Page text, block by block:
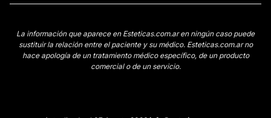
La información que aparece en Esteticas.com.ar en ningún caso puede
sustituir la relación entre el paciente y su médico. Esteticas.com.ar no
hace apología de un tratamiento médico específico, de un producto
comercial o de un servicio.